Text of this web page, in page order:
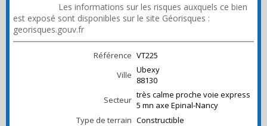
Les informations sur les risques auxquels ce bien
est exposé sont disponibles sur le site Géorisques :
georisques.gouv.fr
Référence VT225
Ville Ubexy
88130
Secteur très calme proche voie express
5 mn axe Epinal-Nancy
Type de terrain Constructible